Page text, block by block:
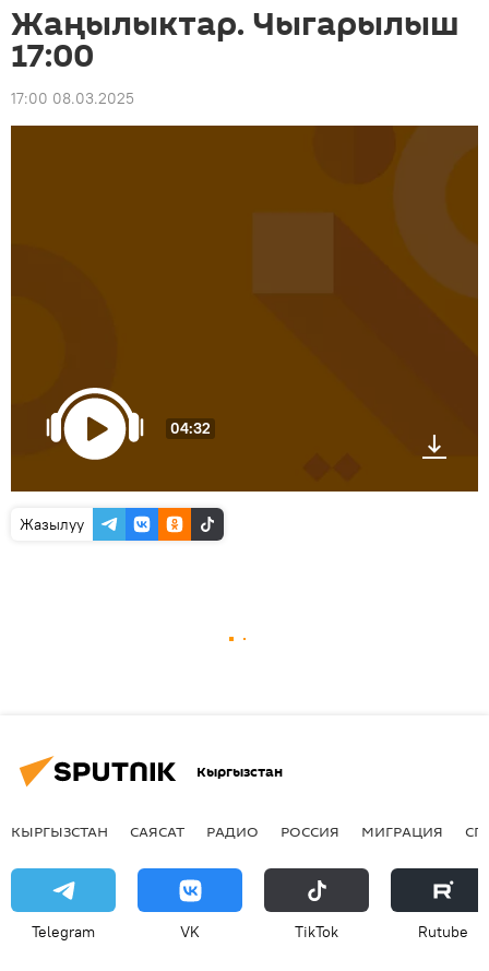
Жаңылыктар. Чыгарылыш
17:00
17:00 08.03.2025
04:32
Жазылуу
Кыргызстан
КЫРГЫЗСТАН САЯСАТ РАДИО РОССИЯ МИГРАЦИЯ
Telegram VK ТikТоk Rutube